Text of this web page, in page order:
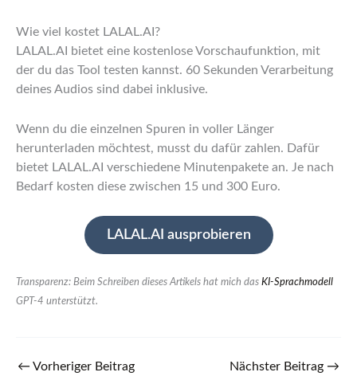
Wie viel kostet LALAL.AI?
LALAL.AI bietet eine kostenlose Vorschaufunktion, mit
der du das Tool testen kannst. 60 Sekunden Verarbeitung
deines Audios sind dabei inklusive.
Wenn du die einzelnen Spuren in voller Länger
herunterladen möchtest, musst du dafür zahlen. Dafür
bietet LALAL.AI verschiedene Minutenpakete an. Je nach
Bedarf kosten diese zwischen 15 und 300 Euro.
LALAL.AI ausprobieren
Transparenz: Beim Schreiben dieses Artikels hat mich das KI-Sprachmodell
GPT-4 unterstützt.
← Vorheriger Beitrag Nächster Beitrag →